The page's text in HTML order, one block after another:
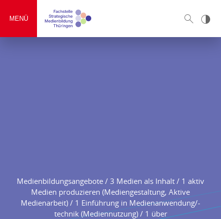
MENÜ
Medienbildungsangebote / 3 Medien als Inhalt / 1 aktiv
Medien produzieren (Mediengestaltung, Aktive
Medienarbeit) / 1 Einführung in Medienanwendung/-
technik (Mediennutzung) / 1 über